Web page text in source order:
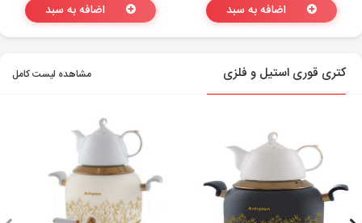
اضافه به سبد اضافه به سبد
کتری قوری استیل و فلزی مشاهده لیست کامل